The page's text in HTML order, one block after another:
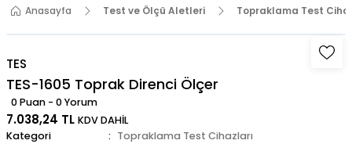
Anasayfa Test ve Ölçü Aletleri Topraklama Test
TES
TES-1605 Toprak Direnci Ölçer
0 Puan - 0 Yorum
7.038,24 TL KDV DAHİL
Kategori
Topraklama Test Cihazları